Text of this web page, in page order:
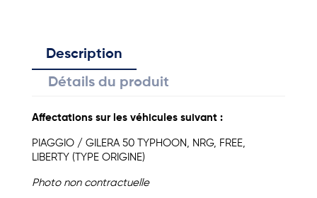
Description
Détails du produit
Affectations sur les véhicules suivant :
PIAGGIO / GILERA 50 TYPHOON, NRG, FREE,
LIBERTY (TYPE ORIGINE)
Photo non contractuelle